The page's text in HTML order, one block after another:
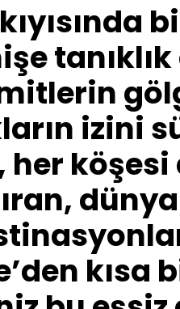
izini
her köşesi
kısa